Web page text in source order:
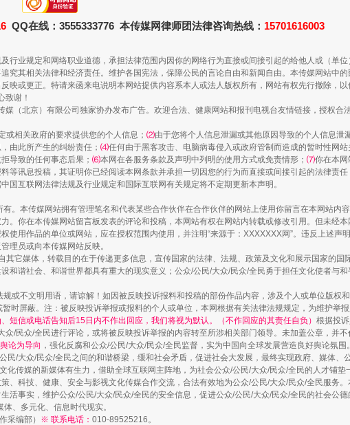
走近一线检察官
“谁都不怕”的他落马了
除了知识还要"留白" 用生命托举生命
QQ在线：3555333776 本传媒网律师团法律咨询热线： 15701616003
行业规定和网络职业道德，承担法律范围内因你的网络行为直接或间接引起的给他人或（单位
究其相关法律和经济责任。维护各国宪法，保障公民的言论自由和新闻自由。本传媒网站中的
映或更正。特请来函来电说明本网站提供内容系本人或法人版权所有，网站有权先行撤除，以
致谢！
（北京）有限公司独家协办发布广告。欢迎合法、健康网站和报刊电视台友情链接，授权合
或相关政府的要求提供您的个人信息； ⑵由于您将个人信息泄漏或其他原因导致的个人信息泄
由此所产生的纠纷责任； ⑷任何由于黑客攻击、电脑病毒侵入或政府管制而造成的暂时性网站
导致的任何事态后果； ⑹本网在各服务条款及声明中列明的使用方式或免责情形； ⑺你在本网
等讯息投稿，其证明你已经阅读本网条款并承担一切因您的行为而直接或间接引起的法律责任
互联网法律法规及行业规定和国际互联网有关规定将不定期更新本声明。
。本传媒网站拥有管理笔名和代表某些合作伙伴在合作伙伴的网站上使用你留言在本网站内
。你在本传媒网站留言板发表的评论和投稿，本网站有权在网站内转载或修改引用。但未经本
用作品的单位或网站，应在授权范围内使用，并注明“来源于：XXXXXXX网”。违反上述声明
理员或向本传媒网站反映。
其它媒体，转载目的在于传递更多信息，宣传国家的法律、法规、政策及文化和展示国家的国
和谐社会、和谐世界都具有重大的现实意义；公众/公民/大众/民众/全民勇于担任文化使者与和
或不文明用语，请谅解！如因被反映投诉报料和投稿的部份作品内容，涉及个人或单位版权
时屏蔽。注：被反映投诉举报或报料的个人或单位，本网根据有关法律法规规定，为维护举
短信或电话告知后15日内不作出回应，我们将视为默认。（不作回应的其责任自负） 根据投
/民众/全民进行评论，或将被反映投诉举报的内容转至所涉相关部门领导。未加盖公章，并不
论为导向 ，强化反腐和公众/公民/大众/民众/全民监督，实为中国向全球发展营造良好舆论氛围
/大众/民众/全民之间的和谐桥梁，缓和社会矛盾，促进社会大发展，最终实现政府、媒体、
传媒的新媒体有生力，借助全球互联网主阵地，为社会公众/公民/大众/民众/全民的人才铺垫
、科技、健康、安全与影视文化传媒合作交流，合法有效地为公众/公民/大众/民众/全民服务。
活事实，维护公众/公民/大众/民众/全民的安全信息，促进公众/公民/大众/民众/全民的社会公德
、多元化、信息时代现实。
采编部） ※ 联系电话： 010-89525216。